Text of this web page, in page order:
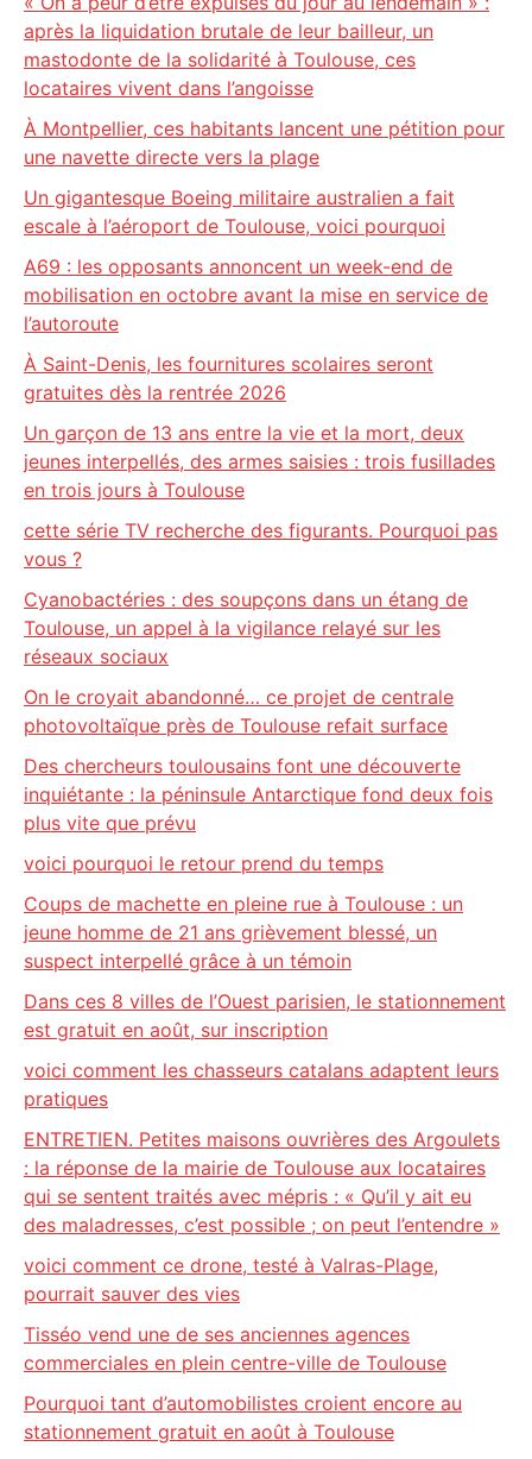
après la liquidation brutale de leur bailleur, un
mastodonte de la solidarité à Toulouse, ces
locataires vivent dans l’angoisse
À Montpellier, ces habitants lancent une pétition pour
une navette directe vers la plage
Un gigantesque Boeing militaire australien a fait
escale à l’aéroport de Toulouse, voici pourquoi
A69 : les opposants annoncent un week-end de
mobilisation en octobre avant la mise en service de
l’autoroute
À Saint-Denis, les fournitures scolaires seront
gratuites dès la rentrée 2026
Un garçon de 13 ans entre la vie et la mort, deux
jeunes interpellés, des armes saisies : trois fusillades
en trois jours à Toulouse
cette série TV recherche des figurants. Pourquoi pas
vous ?
Cyanobactéries : des soupçons dans un étang de
Toulouse, un appel à la vigilance relayé sur les
réseaux sociaux
On le croyait abandonné… ce projet de centrale
photovoltaïque près de Toulouse refait surface
Des chercheurs toulousains font une découverte
inquiétante : la péninsule Antarctique fond deux fois
plus vite que prévu
voici pourquoi le retour prend du temps
Coups de machette en pleine rue à Toulouse : un
jeune homme de 21 ans grièvement blessé, un
suspect interpellé grâce à un témoin
Dans ces 8 villes de l’Ouest parisien, le stationnement
est gratuit en août, sur inscription
voici comment les chasseurs catalans adaptent leurs
pratiques
ENTRETIEN. Petites maisons ouvrières des Argoulets
: la réponse de la mairie de Toulouse aux locataires
qui se sentent traités avec mépris : « Qu’il y ait eu
des maladresses, c’est possible ; on peut l’entendre »
voici comment ce drone, testé à Valras-Plage,
pourrait sauver des vies
Tisséo vend une de ses anciennes agences
commerciales en plein centre-ville de Toulouse
Pourquoi tant d’automobilistes croient encore au
stationnement gratuit en août à Toulouse